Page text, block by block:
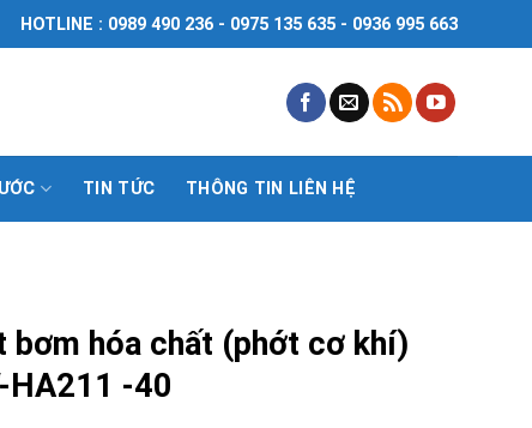
HOTLINE : 0989 490 236 - 0975 135 635 - 0936 995 663
TIN TỨC THÔNG TIN LIÊN HỆ
bơm hóa chất (phớt cơ khí)
HA211 -40